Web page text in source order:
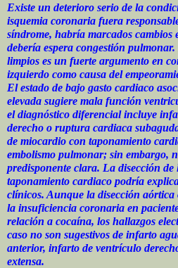
Existe un deterioro serio de la
isquemia coronaria fuera
síndrome, habría marcados cambios
debería espera congestión
limpios es un fuerte argumento en
izquierdo como causa del
El estado de bajo gasto cardiaco
elevada sugiere mala función
el diagnóstico diferencial incluye
derecho o ruptura cardiaca
de miocardio con taponamiento
embolismo pulmonar; sin embargo,
predisponente clara. La disección de
taponamiento cardiaco podría
clínicos. Aunque la disección
la insuficiencia coronaria en
relación a cocaína, los hallazgos
caso no son sugestivos de infarto
anterior, infarto de ventrículo
extensa.